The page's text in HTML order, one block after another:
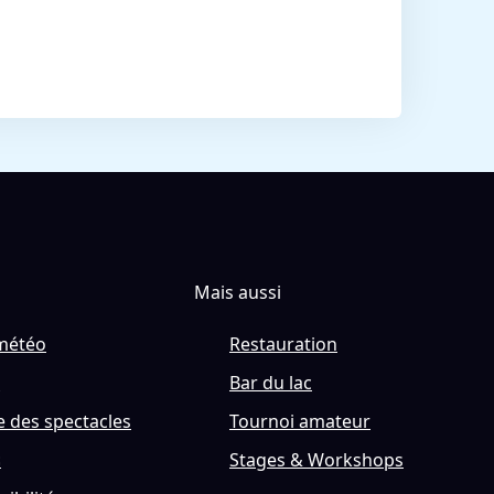
des spectacles
Mais aussi
Restauration
Bar du lac
Tournoi amateur
Stages & Workshops